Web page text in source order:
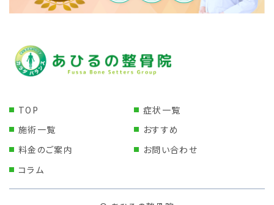
TOP
症状一覧
施術一覧
おすすめ
料金のご案内
お問い合わせ
コラム